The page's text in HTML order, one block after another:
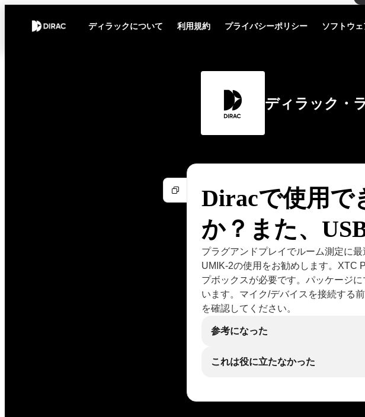
ディラックについて 利用規約 プライバシーポリシー ソフトウ
ディラック・
Diracで使用で
か？また、
プラグアンドプレイでルーム測定に
UMIK-2の使用をお勧めします。XTC
プボックスが必要です。パッケージ
います。マイク/デバイスを接続する
を確認してください。
参考になった
これは役に立たなかった